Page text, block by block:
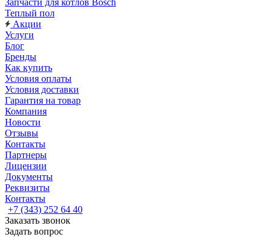
Запчасти для котлов Bosch
Теплый пол
Акции
Услуги
Блог
Бренды
Как купить
Условия оплаты
Условия доставки
Гарантия на товар
Компания
Новости
Отзывы
Контакты
Партнеры
Лицензии
Документы
Реквизиты
Контакты
+7 (343) 252 64 40
Заказать звонок
Задать вопрос